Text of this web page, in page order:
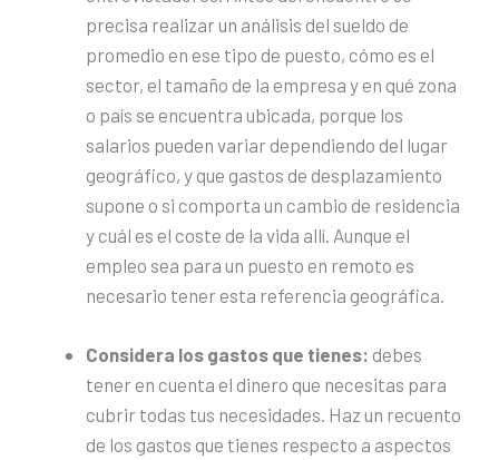
precisa realizar un análisis del sueldo de
promedio en ese tipo de puesto, cómo es el
sector, el tamaño de la empresa y en qué zona
o país se encuentra ubicada, porque los
salarios pueden variar dependiendo del lugar
geográfico, y que gastos de desplazamiento
supone o si comporta un cambio de residencia
y cuál es el coste de la vida allí. Aunque el
empleo sea para un puesto en remoto es
necesario tener esta referencia geográfica.
Considera los gastos que tienes: debes
tener en cuenta el dinero que necesitas para
cubrir todas tus necesidades. Haz un recuento
de los gastos que tienes respecto a aspectos